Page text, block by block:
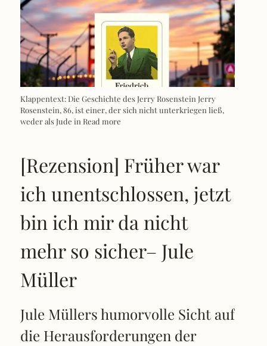
Klappentext: Die Geschichte des Jerry Rosenstein Jerry
Rosenstein, 86, ist einer, der sich nicht unterkriegen ließ,
weder als Jude in Read more
[Rezension] Früher war
ich unentschlossen, jetzt
bin ich mir da nicht
mehr so sicher– Jule
Müller
Jule Müllers humorvolle Sicht auf
die Herausforderungen der